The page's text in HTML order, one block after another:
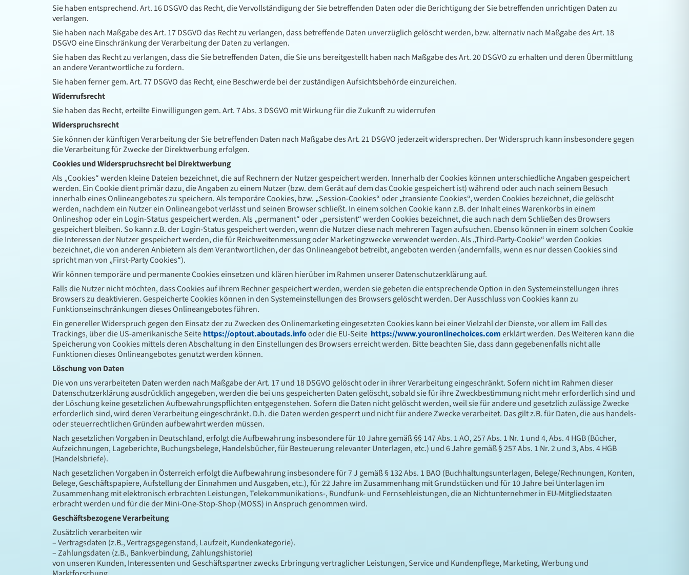
Sie haben entsprechend. Art. 16 DSGVO das Recht, die Vervollständigung der Sie betreffenden Daten oder die Berichtigung der Sie betreffenden unrichtigen Daten zu
verlangen.
Sie haben nach Maßgabe des Art. 17 DSGVO das Recht zu verlangen, dass betreffende Daten unverzüglich gelöscht werden, bzw. alternativ nach Maßgabe des Art. 18
DSGVO eine Einschränkung der Verarbeitung der Daten zu verlangen.
Sie haben das Recht zu verlangen, dass die Sie betreffenden Daten, die Sie uns bereitgestellt haben nach Maßgabe des Art. 20 DSGVO zu erhalten und deren Übermittlung
an andere Verantwortliche zu fordern.
Sie haben ferner gem. Art. 77 DSGVO das Recht, eine Beschwerde bei der zuständigen Aufsichtsbehörde einzureichen.
Widerrufsrecht
Sie haben das Recht, erteilte Einwilligungen gem. Art. 7 Abs. 3 DSGVO mit Wirkung für die Zukunft zu widerrufen
Widerspruchsrecht
Sie können der künftigen Verarbeitung der Sie betreffenden Daten nach Maßgabe des Art. 21 DSGVO jederzeit widersprechen. Der Widerspruch kann insbesondere gegen
die Verarbeitung für Zwecke der Direktwerbung erfolgen.
Cookies und Widerspruchsrecht bei Direktwerbung
Als „Cookies“ werden kleine Dateien bezeichnet, die auf Rechnern der Nutzer gespeichert werden. Innerhalb der Cookies können unterschiedliche Angaben gespeichert
werden. Ein Cookie dient primär dazu, die Angaben zu einem Nutzer (bzw. dem Gerät auf dem das Cookie gespeichert ist) während oder auch nach seinem Besuch
innerhalb eines Onlineangebotes zu speichern. Als temporäre Cookies, bzw. „Session-Cookies“ oder „transiente Cookies“, werden Cookies bezeichnet, die gelöscht
werden, nachdem ein Nutzer ein Onlineangebot verlässt und seinen Browser schließt. In einem solchen Cookie kann z.B. der Inhalt eines Warenkorbs in einem
Onlineshop oder ein Login-Status gespeichert werden. Als „permanent“ oder „persistent“ werden Cookies bezeichnet, die auch nach dem Schließen des Browsers
gespeichert bleiben. So kann z.B. der Login-Status gespeichert werden, wenn die Nutzer diese nach mehreren Tagen aufsuchen. Ebenso können in einem solchen Cookie
die Interessen der Nutzer gespeichert werden, die für Reichweitenmessung oder Marketingzwecke verwendet werden. Als „Third-Party-Cookie“ werden Cookies
bezeichnet, die von anderen Anbietern als dem Verantwortlichen, der das Onlineangebot betreibt, angeboten werden (andernfalls, wenn es nur dessen Cookies sind
spricht man von „First-Party Cookies“).
Wir können temporäre und permanente Cookies einsetzen und klären hierüber im Rahmen unserer Datenschutzerklärung auf.
Falls die Nutzer nicht möchten, dass Cookies auf ihrem Rechner gespeichert werden, werden sie gebeten die entsprechende Option in den Systemeinstellungen ihres
Browsers zu deaktivieren. Gespeicherte Cookies können in den Systemeinstellungen des Browsers gelöscht werden. Der Ausschluss von Cookies kann zu
Funktionseinschränkungen dieses Onlineangebotes führen.
Ein genereller Widerspruch gegen den Einsatz der zu Zwecken des Onlinemarketing eingesetzten Cookies kann bei einer Vielzahl der Dienste, vor allem im Fall des
Trackings, über die US-amerikanische Seitehttps://optout.aboutads.infooder die EU-Seite https://www.youronlinechoices.comerklärt werden. Des Weiteren kann die
Speicherung von Cookies mittels deren Abschaltung in den Einstellungen des Browsers erreicht werden. Bitte beachten Sie, dass dann gegebenenfalls nicht alle
Funktionen dieses Onlineangebotes genutzt werden können.
Löschung von Daten
Die von uns verarbeiteten Daten werden nach Maßgabe der Art. 17 und 18 DSGVO gelöscht oder in ihrer Verarbeitung eingeschränkt. Sofern nicht im Rahmen dieser
Datenschutzerklärung ausdrücklich angegeben, werden die bei uns gespeicherten Daten gelöscht, sobald sie für ihre Zweckbestimmung nicht mehr erforderlich sind und
der Löschung keine gesetzlichen Aufbewahrungspflichten entgegenstehen. Sofern die Daten nicht gelöscht werden, weil sie für andere und gesetzlich zulässige Zwecke
erforderlich sind, wird deren Verarbeitung eingeschränkt. D.h. die Daten werden gesperrt und nicht für andere Zwecke verarbeitet. Das gilt z.B. für Daten, die aus handels-
oder steuerrechtlichen Gründen aufbewahrt werden müssen.
Nach gesetzlichen Vorgaben in Deutschland, erfolgt die Aufbewahrung insbesondere für 10 Jahre gemäß §§ 147 Abs. 1 AO, 257 Abs. 1 Nr. 1 und 4, Abs. 4 HGB (Bücher,
Aufzeichnungen, Lageberichte, Buchungsbelege, Handelsbücher, für Besteuerung relevanter Unterlagen, etc.) und 6 Jahre gemäß § 257 Abs. 1 Nr. 2 und 3, Abs. 4 HGB
(Handelsbriefe).
Nach gesetzlichen Vorgaben in Österreich erfolgt die Aufbewahrung insbesondere für 7 J gemäß § 132 Abs. 1 BAO (Buchhaltungsunterlagen, Belege/Rechnungen, Konten,
Belege, Geschäftspapiere, Aufstellung der Einnahmen und Ausgaben, etc.), für 22 Jahre im Zusammenhang mit Grundstücken und für 10 Jahre bei Unterlagen im
Zusammenhang mit elektronisch erbrachten Leistungen, Telekommunikations-, Rundfunk- und Fernsehleistungen, die an Nichtunternehmer in EU-Mitgliedstaaten
erbracht werden und für die der Mini-One-Stop-Shop (MOSS) in Anspruch genommen wird.
Geschäftsbezogene Verarbeitung
Zusätzlich verarbeiten wir
– Vertragsdaten (z.B., Vertragsgegenstand, Laufzeit, Kundenkategorie).
– Zahlungsdaten (z.B., Bankverbindung, Zahlungshistorie)
von unseren Kunden, Interessenten und Geschäftspartner zwecks Erbringung vertraglicher Leistungen, Service und Kundenpflege, Marketing, Werbung und